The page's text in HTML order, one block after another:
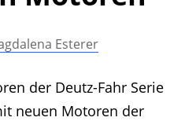
Archiv
Marke
Esterer
der Deutz-Fahr Serie
neuen Motoren der